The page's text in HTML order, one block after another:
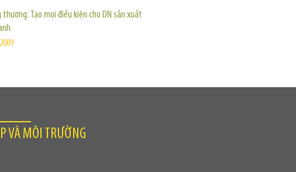
thương: Tạo mọi điều kiện cho DN sản xuất
VÀ MÔI TRƯỜNG